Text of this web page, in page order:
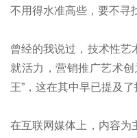
不用得水准高些，要不寻
曾经的我说过，技术性艺
就活力，营销推广艺术
王”，这在其中早已提及
在互联网媒体上，内容为